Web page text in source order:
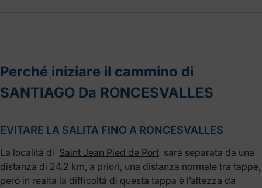
Perché iniziare il cammino di
SANTIAGO Da RONCESVALLES
EVITARE LA SALITA FINO A RONCESVALLES
La localitá di Saint Jean Pied de Port sará separata da una
distanza di 24.2 km, a priori, una distanza normale tra tappe,
peró in realtá la difficoltá di questa tappa é l’altezza da